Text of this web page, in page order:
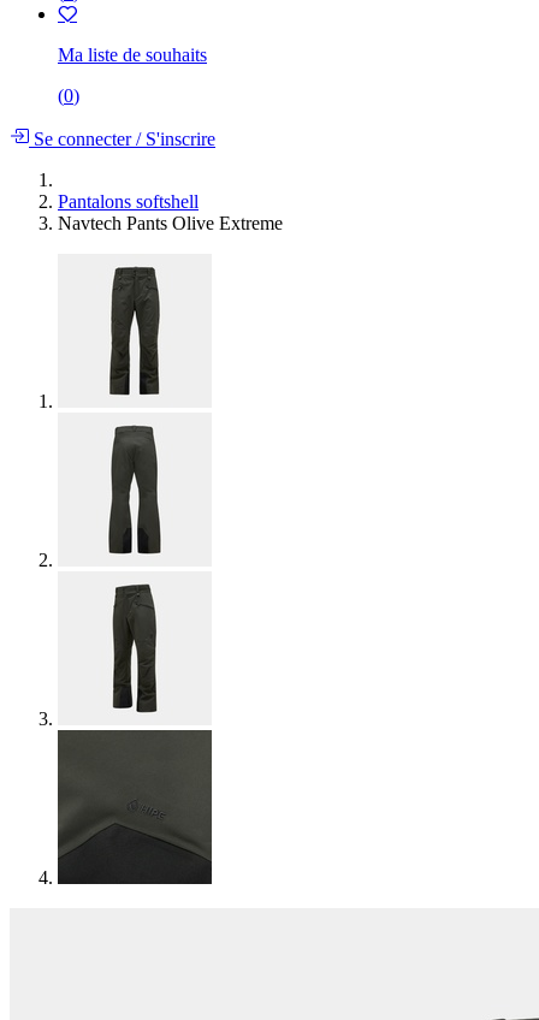
Ma liste de souhaits
(0)
Se connecter/S'inscrire
Pantalons softshell
Navtech Pants Olive Extreme